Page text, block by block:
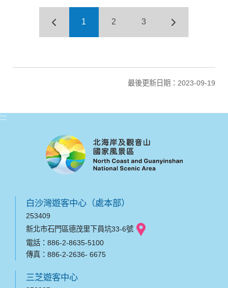
1 2 3
最後更新日期：2023-09-19
:::
白沙灣遊客中心（處本部）
253409
新北市石門區德茂里下員坑33-6號
電話：886-2-8635-5100
傳真：886-2-2636- 6675
三芝遊客中心